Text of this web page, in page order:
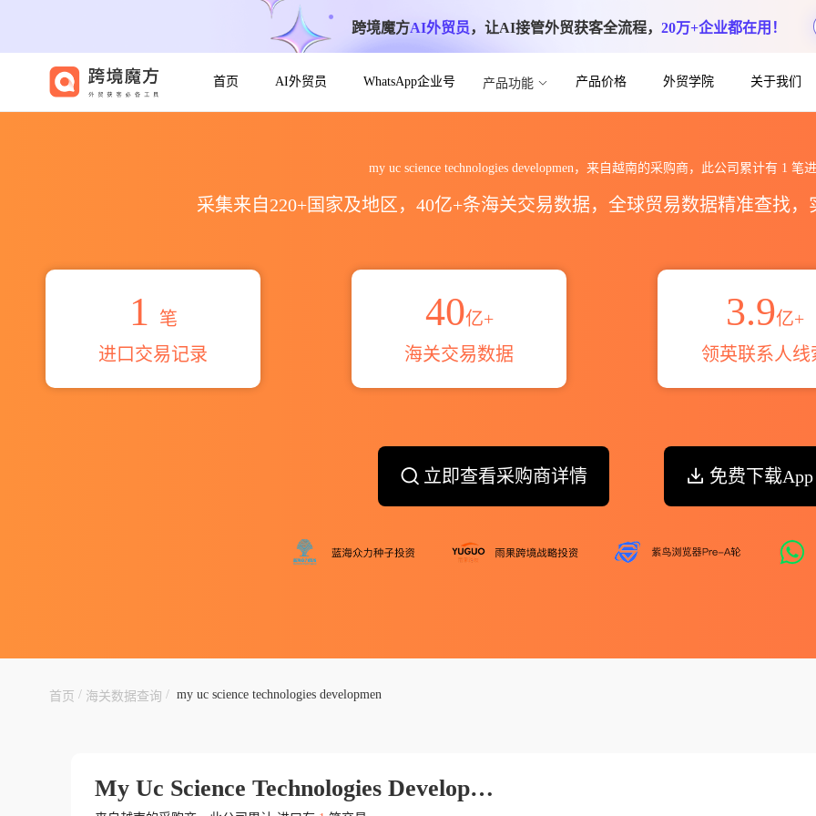
跨境魔方AI外贸员，让AI接管外贸获客全流程， 20万+企业都在用！
首页 AI外贸员 WhatsApp企业号 产品功能 产品价格 外贸学院 关于我们
my uc science technologies developmen，来自越南的采购商，此公司累计有 1 笔
采集来自220+国家及地区，40亿+条海关交易数据，全球贸易数据精准查找
1
笔
进口交易记录
40亿+
海关交易数据
3.9亿+
领英联系人线
立即查看采购商详情 免费下载App
首页 / 海关数据查询 / my uc science technologies developmen
My Uc Science Technologies Developmen